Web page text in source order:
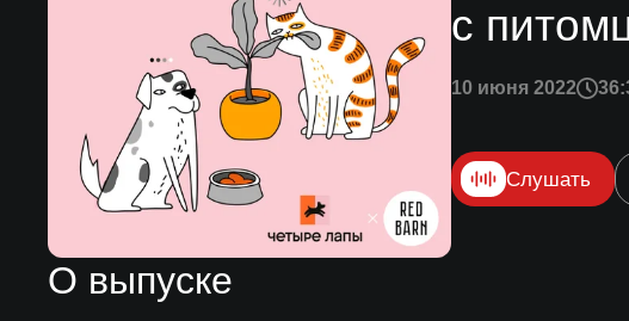
с
10 июня 2022
Слушать
О выпуске